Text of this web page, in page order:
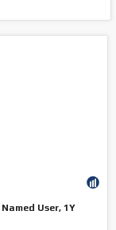
User, 1Y